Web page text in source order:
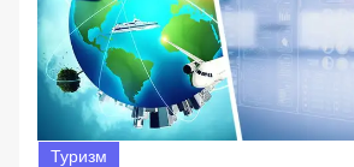
Туризм